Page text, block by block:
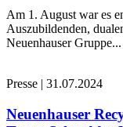
Am 1. August war es
Auszubildenden,
Neuenhauser Gruppe...
Presse | 31.07.2024
Neuenhauser